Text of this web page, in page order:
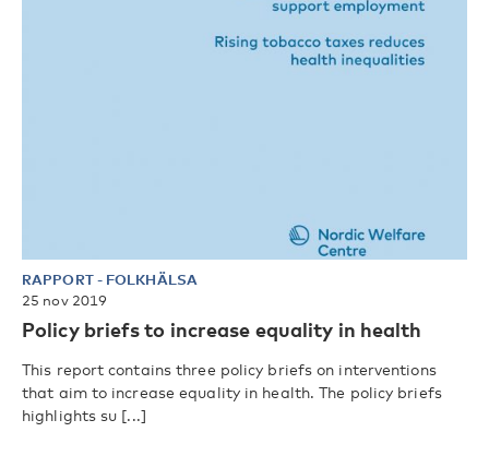
RAPPORT- FOLKHÄLSA
25 nov 2019
Policy briefs to increase equality in health
This report contains three policy briefs on interventions
that aim to increase equality in health. The policy briefs
highlights su [...]